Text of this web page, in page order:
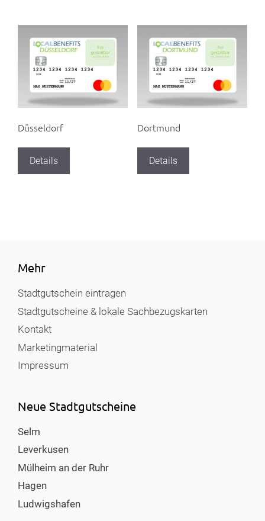
Düsseldorf
Details
Dortmund
Details
Mehr
Stadtgutschein eintragen
Stadtgutscheine & lokale Sachbezugskarten
Kontakt
Marketingmaterial
Impressum
Neue Stadtgutscheine
Selm
Leverkusen
Mülheim an der Ruhr
Hagen
Ludwigshafen